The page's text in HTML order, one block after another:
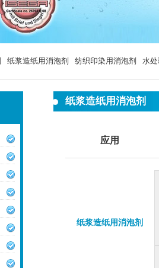
纸浆造纸用消泡剂 纺织印染用消泡剂 水
纸浆造纸用消泡剂
应用
纸浆造纸用消泡剂